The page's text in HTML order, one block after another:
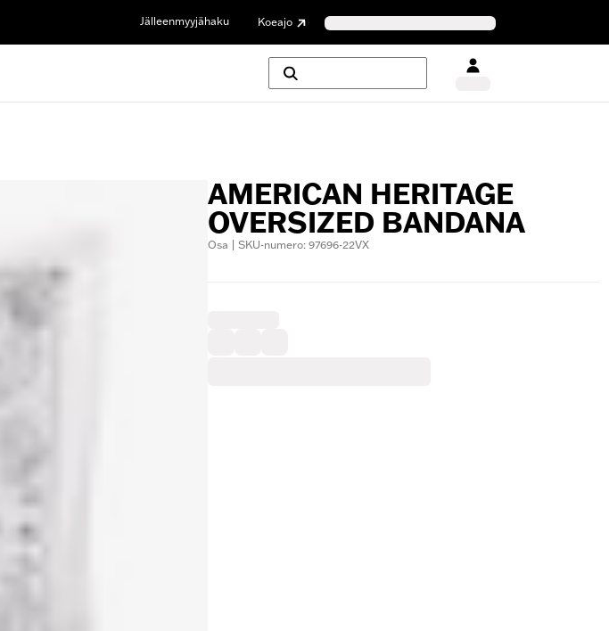
Jälleenmyyjähaku Koeajo
AMERICAN HERITAGE
OVERSIZED BANDANA
Osa | SKU-numero: 97696-22VX